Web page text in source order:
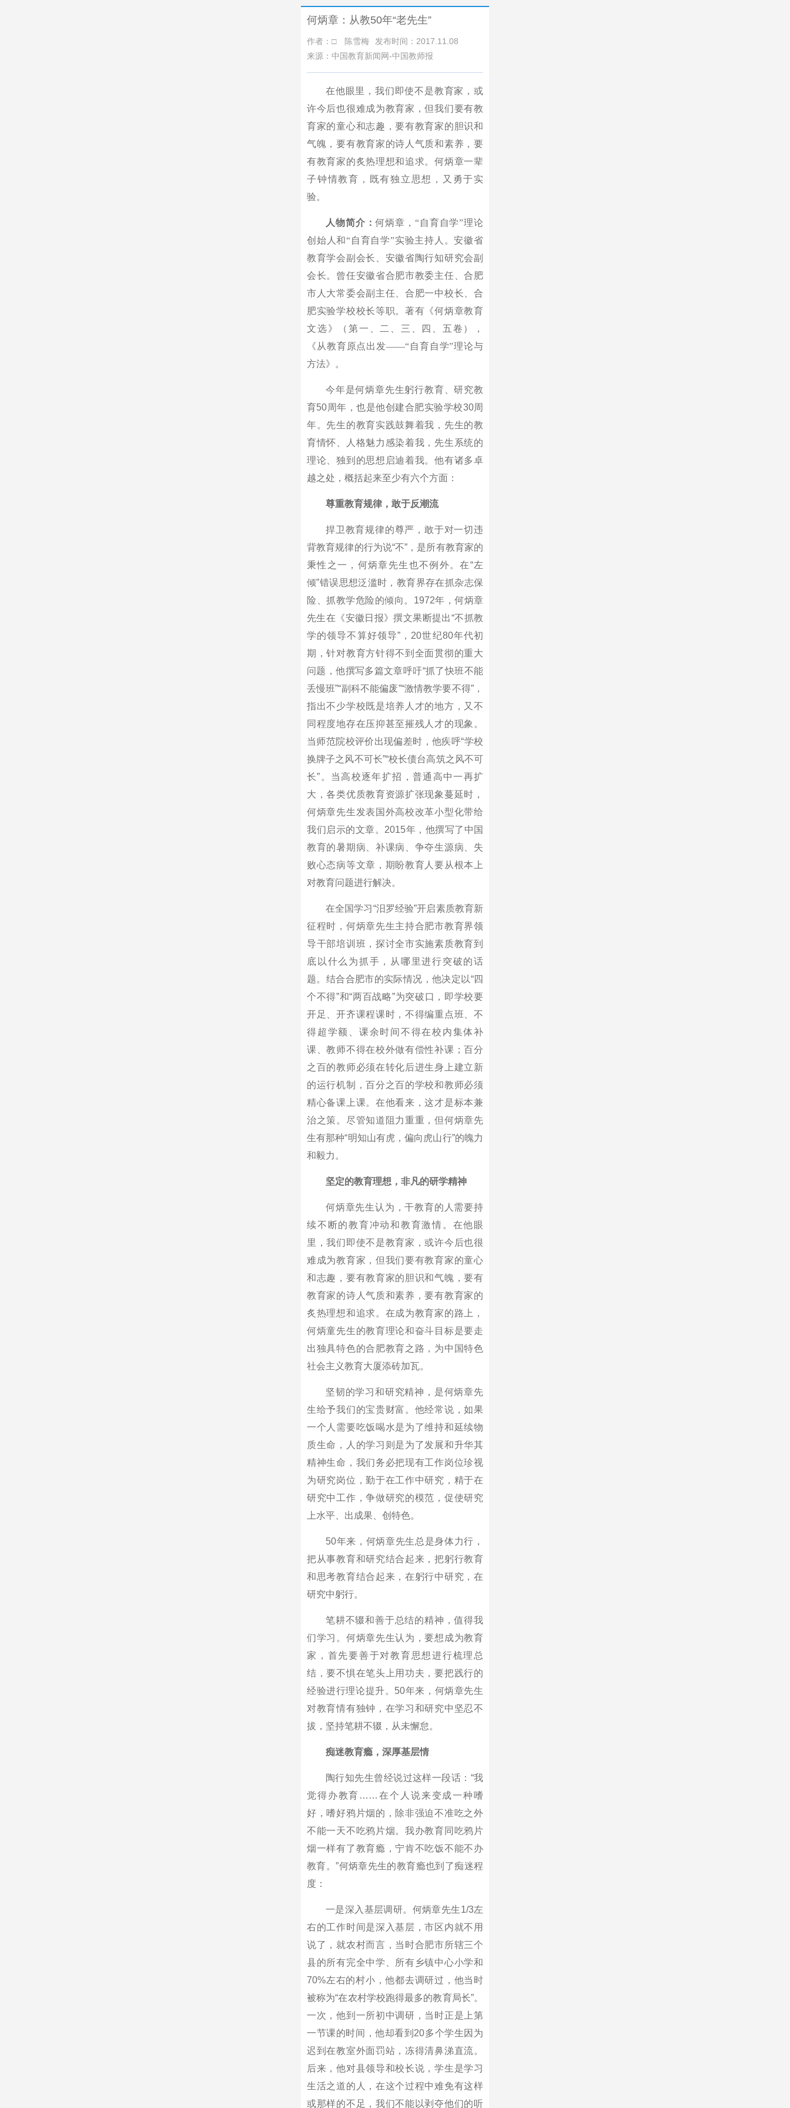
何炳章：从教50年“老先生”
作者：□ 陈雪梅
发布时间：2017.11.08
来源：中国教育新闻网-中国教师报
在他眼里，我们即使不是教育家，或
许今后也很难成为教育家，但我们要有教
育家的童心和志趣，要有教育家的胆识和
气魄，要有教育家的诗人气质和素养，要
有教育家的炙热理想和追求。何炳章一辈
子钟情教育，既有独立思想，又勇于实
验。
人物简介：何炳章，“自育自学”理论
创始人和“自育自学”实验主持人。安徽省
教育学会副会长、安徽省陶行知研究会副
会长。曾任安徽省合肥市教委主任、合肥
市人大常委会副主任、合肥一中校长、合
肥实验学校校长等职。著有《何炳章教育
文选》（第一、二、三、四、五卷），
《从教育原点出发——“自育自学”理论与
方法》。
今年是何炳章先生躬行教育、研究教
育50周年，也是他创建合肥实验学校30周
年。先生的教育实践鼓舞着我，先生的教
育情怀、人格魅力感染着我，先生系统的
理论、独到的思想启迪着我。他有诸多卓
越之处，概括起来至少有六个方面：
尊重教育规律，敢于反潮流
捍卫教育规律的尊严，敢于对一切违
背教育规律的行为说“不”，是所有教育家的
秉性之一，何炳章先生也不例外。在“左
倾”错误思想泛滥时，教育界存在抓杂志保
险、抓教学危险的倾向。1972年，何炳章
先生在《安徽日报》撰文果断提出“不抓教
学的领导不算好领导”，20世纪80年代初
期，针对教育方针得不到全面贯彻的重大
问题，他撰写多篇文章呼吁“抓了快班不能
丢慢班”“副科不能偏废”“激情教学要不得”，
指出不少学校既是培养人才的地方，又不
同程度地存在压抑甚至摧残人才的现象。
当师范院校评价出现偏差时，他疾呼“学校
换牌子之风不可长”“校长债台高筑之风不可
长”。当高校逐年扩招，普通高中一再扩
大，各类优质教育资源扩张现象蔓延时，
何炳章先生发表国外高校改革小型化带给
我们启示的文章。2015年，他撰写了中国
教育的暑期病、补课病、争夺生源病、失
败心态病等文章，期盼教育人要从根本上
对教育问题进行解决。
在全国学习“汨罗经验”开启素质教育新
征程时，何炳章先生主持合肥市教育界领
导干部培训班，探讨全市实施素质教育到
底以什么为抓手，从哪里进行突破的话
题。结合合肥市的实际情况，他决定以“四
个不得”和“两百战略”为突破口，即学校要
开足、开齐课程课时，不得编重点班、不
得超学额、课余时间不得在校内集体补
课、教师不得在校外做有偿性补课；百分
之百的教师必须在转化后进生身上建立新
的运行机制，百分之百的学校和教师必须
精心备课上课。在他看来，这才是标本兼
治之策。尽管知道阻力重重，但何炳章先
生有那种“明知山有虎，偏向虎山行”的魄力
和毅力。
坚定的教育理想，非凡的研学精神
何炳章先生认为，干教育的人需要持
续不断的教育冲动和教育激情。在他眼
里，我们即使不是教育家，或许今后也很
难成为教育家，但我们要有教育家的童心
和志趣，要有教育家的胆识和气魄，要有
教育家的诗人气质和素养，要有教育家的
炙热理想和追求。在成为教育家的路上，
何炳童先生的教育理论和奋斗目标是要走
出独具特色的合肥教育之路，为中国特色
社会主义教育大厦添砖加瓦。
坚韧的学习和研究精神，是何炳章先
生给予我们的宝贵财富。他经常说，如果
一个人需要吃饭喝水是为了维持和延续物
质生命，人的学习则是为了发展和升华其
精神生命，我们务必把现有工作岗位珍视
为研究岗位，勤于在工作中研究，精于在
研究中工作，争做研究的模范，促使研究
上水平、出成果、创特色。
50年来，何炳章先生总是身体力行，
把从事教育和研究结合起来，把躬行教育
和思考教育结合起来，在躬行中研究，在
研究中躬行。
笔耕不辍和善于总结的精神，值得我
们学习。何炳章先生认为，要想成为教育
家，首先要善于对教育思想进行梳理总
结，要不惧在笔头上用功夫，要把践行的
经验进行理论提升。50年来，何炳章先生
对教育情有独钟，在学习和研究中坚忍不
拔，坚持笔耕不辍，从未懈怠。
痴迷教育瘾，深厚基层情
陶行知先生曾经说过这样一段话：“我
觉得办教育……在个人说来变成一种嗜
好，嗜好鸦片烟的，除非强迫不准吃之外
不能一天不吃鸦片烟。我办教育同吃鸦片
烟一样有了教育瘾，宁肯不吃饭不能不办
教育。”何炳章先生的教育瘾也到了痴迷程
度：
一是深入基层调研。何炳章先生1/3左
右的工作时间是深入基层，市区内就不用
说了，就农村而言，当时合肥市所辖三个
县的所有完全中学、所有乡镇中心小学和
70%左右的村小，他都去调研过，他当时
被称为“在农村学校跑得最多的教育局长”。
一次，他到一所初中调研，当时正是上第
一节课的时间，他却看到20多个学生因为
迟到在教室外面罚站，冻得清鼻涕直流。
后来，他对县领导和校长说，学生是学习
生活之道的人，在这个过程中难免有这样
或那样的不足，我们不能以剥夺他们的听